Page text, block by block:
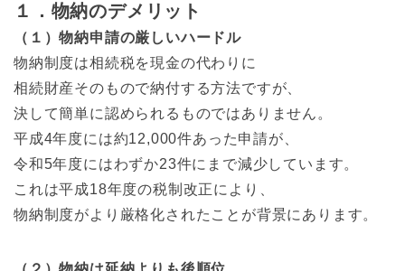
１．物納のデメリット
（１）物納申請の厳しいハードル
物納制度は相続税を現金の代わりに
相続財産そのもので納付する方法ですが、
決して簡単に認められるものではありません。
平成4年度には約12,000件あった申請が、
令和5年度にはわずか23件にまで減少しています。
これは平成18年度の税制改正により、
物納制度がより厳格化されたことが背景にあります。